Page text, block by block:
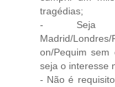
tragédias;
- Seja
Madrid/Londres/
on/Pequim
seja o interesse
- Não é